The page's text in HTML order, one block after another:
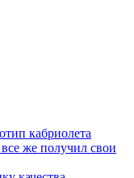
кабриолета
же получил свои